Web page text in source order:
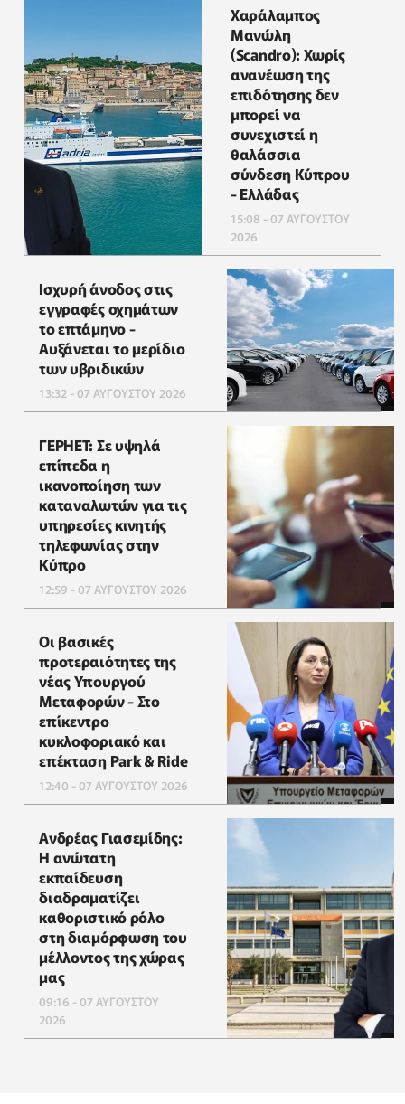
Χαράλαμπος
Μανώλη
(Scandro): Χωρίς
ανανέωση της
επιδότησης δεν
μπορεί να
συνεχιστεί η
θαλάσσια
σύνδεση Κύπρου
- Ελλάδας
15:08 - 07 ΑΥΓΟΥΣΤΟΥ
2026
Ισχυρή άνοδος στις
εγγραφές οχημάτων
το επτάμηνο -
Αυξάνεται το μερίδιο
των υβριδικών
13:32 - 07 ΑΥΓΟΥΣΤΟΥ 2026
ΓΕΡΗΕΤ: Σε υψηλά
επίπεδα η
ικανοποίηση των
καταναλωτών για τις
υπηρεσίες κινητής
τηλεφωνίας στην
Κύπρο
12:59 - 07 ΑΥΓΟΥΣΤΟΥ 2026
Οι βασικές
προτεραιότητες της
νέας Υπουργού
Μεταφορών - Στο
επίκεντρο
κυκλοφοριακό και
επέκταση Park & Ride
12:40 - 07 ΑΥΓΟΥΣΤΟΥ 2026
Ανδρέας Γιασεμίδης:
Η ανώτατη
εκπαίδευση
διαδραματίζει
καθοριστικό ρόλο
στη διαμόρφωση του
μέλλοντος της χώρας
μας
09:16 - 07 ΑΥΓΟΥΣΤΟΥ
2026